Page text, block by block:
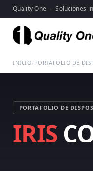
Quality One — Soluciones
INICIO/PORTAFOLIO DE
PORTAFOLIO DE
IRIS